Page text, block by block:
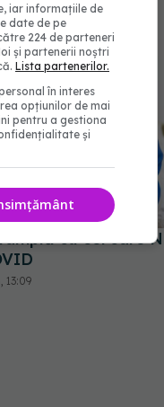
cu cei care
13:09
iar informațiile de
date de pe
224 de parteneri
și partenerii noștri
Lista partenerilor.
în interes
opțiunilor de mai
pentru a gestiona
și